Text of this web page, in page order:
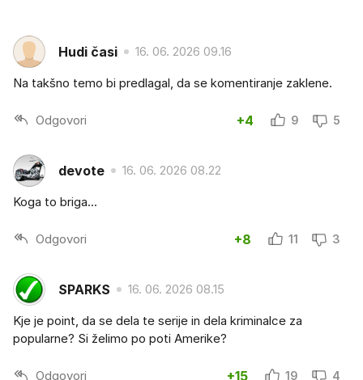
Hudi časi 16. 06. 2026 09.16
Na takšno temo bi predlagal, da se komentiranje zaklene.
Odgovori +4 9 5
devote 16. 06. 2026 08.22
Koga to briga...
Odgovori +8 11 3
SPARKS 16. 06. 2026 08.15
Kje je point, da se dela te serije in dela kriminalce za
popularne? Si želimo po poti Amerike?
Odgovori +15 19 4